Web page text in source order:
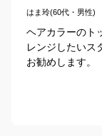
はま玲(60代・男性)
ヘアカラーのト
レンジしたいス
お勧めします。